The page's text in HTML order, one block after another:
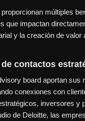
múltiples
que impactan
y la creación de valor
contactos
board aportan sus
conexiones con
inversores y
de Deloitte, las